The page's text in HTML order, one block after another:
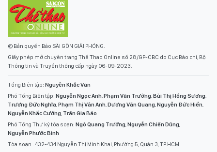
© Bản quyền Báo SÀI GÒN GIẢI PHÓNG.
Giấy phép mở chuyên trang Thể Thao Online số 28/GP-CBC do Cục Báo chí, Bộ
Thông tin và Truyền thông cấp ngày 06-09-2023.
Tổng Biên tập: Nguyễn Khắc Văn
Phó Tổng Biên tập: Nguyễn Ngọc Anh,Phạm Văn Trường,Bùi Thị Hồng Sương,
Trương Đức Nghĩa,Phạm Thị Vân Anh,Dương Văn Quang,Nguyễn Đức Hiển,
Nguyễn Khắc Cường, Trần Gia Bảo
Phó Tổng Thư ký tòa soạn: Ngô Quang Trưởng,Nguyễn Chiến Dũng,
Nguyễn Phước Bình
Tòa soạn : 432-434 Nguyễn Thị Minh Khai, Phường 5, Quận 3, TP.HCM